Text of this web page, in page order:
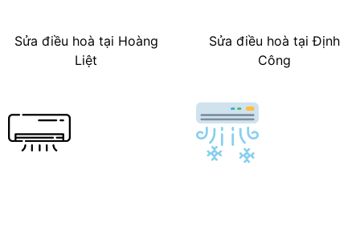
Sửa điều hoà tại Hoàng
Liệt
Sửa điều hoà tại Định
Công